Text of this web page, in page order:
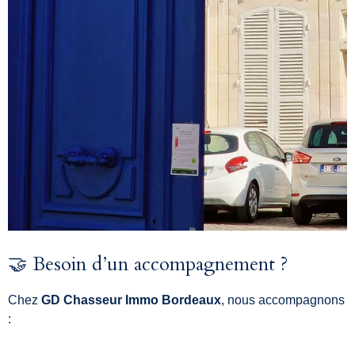
🤝 Besoin d’un accompagnement ?
Chez GD Chasseur Immo Bordeaux , nous accompagnons
: